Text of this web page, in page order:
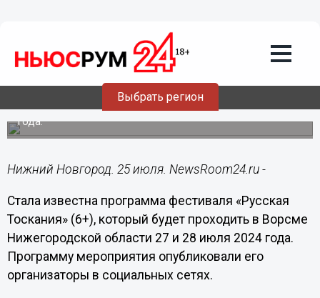
Выбрать регион
Появилась программа «Русской
Тоскании» в Ворсме Нижегородской
области
Мероприятие будет проходить 27 и 28 июля текущего
года.
Нижний Новгород. 25 июля. NewsRoom24.ru -
Стала известна программа фестиваля «Русская
Тоскания» (6+), который будет проходить в Ворсме
Нижегородской области 27 и 28 июля 2024 года.
Программу мероприятия опубликовали его
организаторы в социальных сетях.